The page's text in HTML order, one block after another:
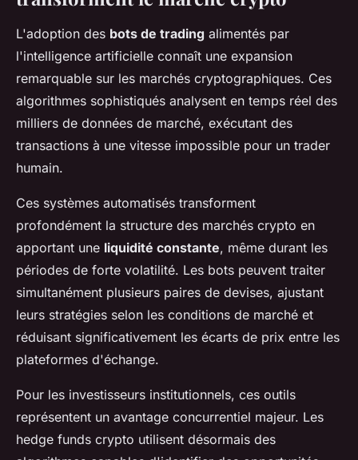
L'adoption des bots de trading alimentés par
l'intelligence artificielle connaît une expansion
remarquable sur les marchés cryptographiques. Ces
algorithmes sophistiqués analysent en temps réel des
milliers de données de marché, exécutant des
transactions à une vitesse impossible pour un trader
humain.
Ces systèmes automatisés transforment
profondément la structure des marchés crypto en
apportant une liquidité constante, même durant les
périodes de forte volatilité. Les bots peuvent traiter
simultanément plusieurs paires de devises, ajustant
leurs stratégies selon les conditions de marché et
réduisant significativement les écarts de prix entre les
plateformes d'échange.
Pour les investisseurs institutionnels, ces outils
représentent un avantage concurrentiel majeur. Les
hedge funds crypto utilisent désormais des